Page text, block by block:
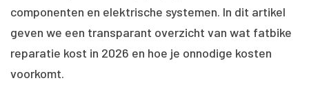
componenten en elektrische systemen. In dit artikel
geven we een transparant overzicht van wat fatbike
reparatie kost in 2026 en hoe je onnodige kosten
voorkomt.